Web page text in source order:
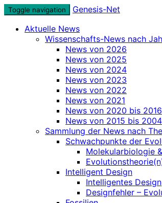
Skip
content
Toggle navigation
Genesis-Net
Aktuelle News
Wissenschafts-News nach
News von 2026
News von 2025
News von 2024
News von 2023
News von 2022
News von 2021
News von 2020 bis 2016
News von 2015 bis 2004
Sammlung der News nach
Schwachpunkte der
Molekularbiologie
Intelligent Design
Intelligentes
Designfehler –